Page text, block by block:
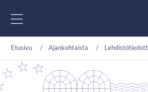
Etusivu Ajankohtaista